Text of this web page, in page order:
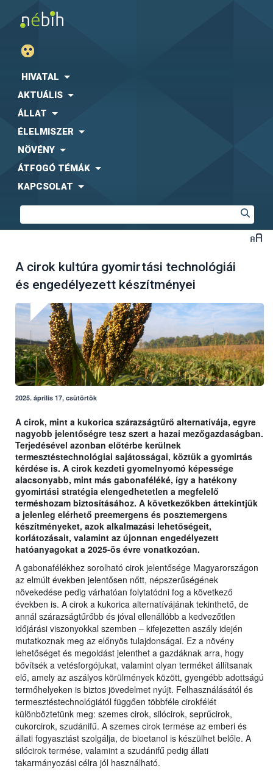
HIVATAL
AKTUÁLIS
ÁLLAT
ÉLELMISZER
NÖVÉNY
ÁTFOGÓ TÉMÁK
KAPCSOLAT
A cirok kultúra gyomirtási technológiái
és engedélyezett készítményei
2025. április 17, csütörtök
A cirok, mint a kukorica szárazságtűrő alternatívája, egyre
nagyobb jelentőségre tesz szert a hazai mezőgazdaságban.
Terjedésével azonban előtérbe kerülnek
termesztéstechnológiai sajátosságai, köztük a gyomirtás
kérdése is. A cirok kezdeti gyomelnyomó képessége
alacsonyabb, mint más gabonaféléké, így a hatékony
gyomirtási stratégia elengedhetetlen a megfelelő
terméshozam biztosításához. A következőkben áttekintjük
a jelenleg elérhető preemergens és posztemergens
készítményeket, azok alkalmazási lehetőségeit,
korlátozásait, valamint az újonnan engedélyezett
hatóanyagokat a 2025-ös évre vonatkozóan.
A gabonafélékhez sorolható cirok jelentősége Magyarországon
az elmúlt években jelentősen nőtt, népszerűségének
növekedése pedig várhatóan folytatódni fog a következő
években is. A cirok a kukorica alternatívájának tekinthető, de
annál szárazságtűrőbb és jóval ellenállóbb a kedvezőtlen
időjárási viszonyokkal szemben – kifejezetten aszály idején
mutatkoznak meg az előnyös tulajdonságai. Ez a növény
lehetőséget és megoldást jelenthet a gazdáknak arra, hogy
bővítsék a vetésforgójukat, valamint olyan terméket állítsanak
elő, amely az aszályos körülmények között, gyengébb adottságú
termőhelyeken is biztos jövedelmet nyújt. Felhasználásától és
termesztéstechnológiától függően többféle cirokfélét
különböztetünk meg: szemes cirok, silócirok, seprűcirok,
cukorcirok, szudánifű. A szemes cirok termése az emberi és
állati fogyasztást szolgálja, de bioetanol is készülhet belőle. A
silócirok termése, valamint a szudánifű pedig állati
takarmányozási célra jól használható.